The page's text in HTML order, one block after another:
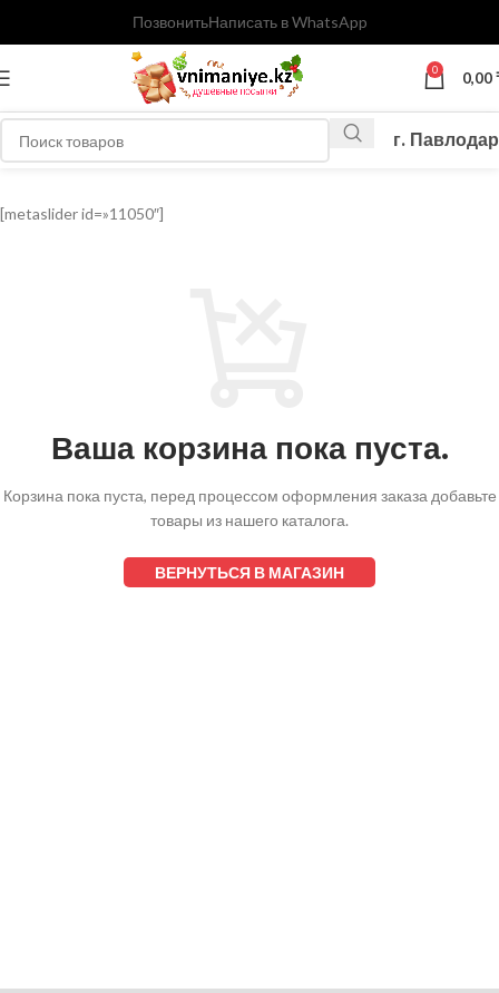
ПозвонитьНаписать в WhatsApp
0 0,00
г. Павлодар
[metaslider id=»11050″]
Ваша корзина пока пуста.
Корзина пока пуста, перед процессом оформления заказа добавьте
товары из нашего каталога.
ВЕРНУТЬСЯ В МАГАЗИН